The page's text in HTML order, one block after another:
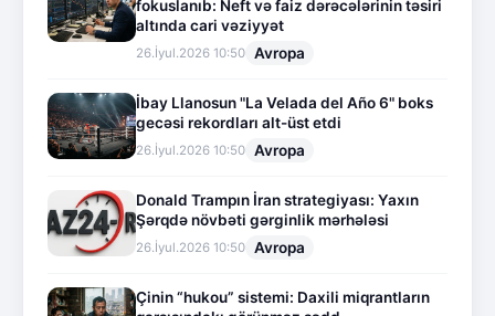
fokuslanıb: Neft və faiz dərəcələrinin təsiri
altında cari vəziyyət
26.İyul.2026 10:50 Avropa
İbay Llanosun "La Velada del Año 6" boks
gecəsi rekordları alt-üst etdi
26.İyul.2026 10:50 Avropa
Donald Trampın İran strategiyası: Yaxın
Şərqdə növbəti gərginlik mərhələsi
26.İyul.2026 10:50 Avropa
Çinin “hukou” sistemi: Daxili miqrantların